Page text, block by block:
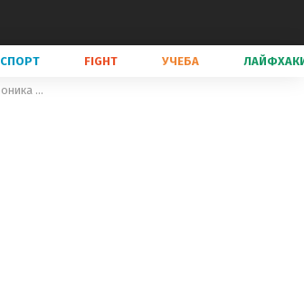
СПОРТ FIGHT УЧЕБА
Как роскошно выглядеть в черном костюме в старшем возрасте: модный урок показывает Моника Беллуччи